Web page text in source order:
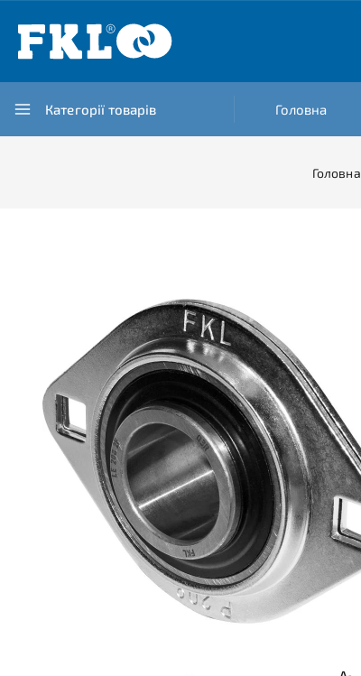
Категорії товарів Головна
Головна